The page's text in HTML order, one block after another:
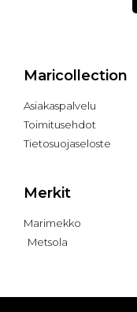
Maricollection
Asiakaspalvelu
Toimitusehdot
Tietosuojaseloste
Merkit
Marimekko
Metsola